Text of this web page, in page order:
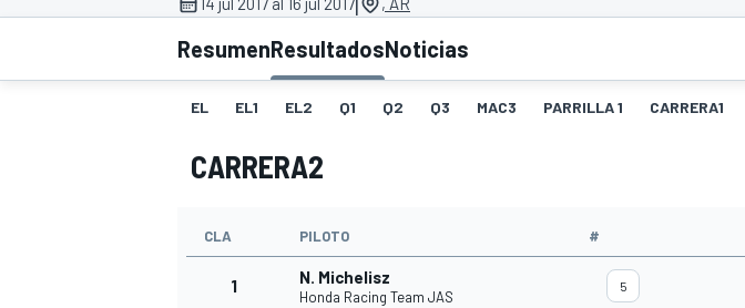
FÓRMULA E MOTO
NASCAR SPORTSCAR
ResumenResultadosNoticias
EL EL1 EL2 Q1 Q2 Q3 MAC3 PARRILLA 1 CARRERA1
CARRERA2
CLA PILOTO #
1 N. Michelisz
Honda Racing Team JAS
5